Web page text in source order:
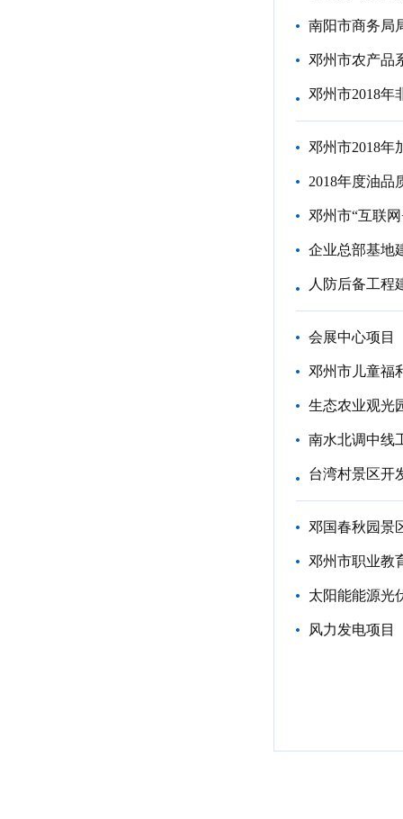
南阳市商务局
邓州市农产品
邓州市2018年
邓州市2018年
2018年度油品
邓州市“互联
企业总部基地
人防后备工程
会展中心项目
邓州市儿童福
生态农业观光
南水北调中线
台湾村景区开
邓国春秋园景
邓州市职业教
太阳能能源光
风力发电项目